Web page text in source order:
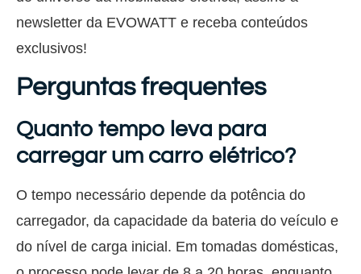
newsletter da EVOWATT e receba conteúdos
exclusivos!
Perguntas frequentes
Quanto tempo leva para
carregar um carro elétrico?
O tempo necessário depende da potência do
carregador, da capacidade da bateria do veículo e
do nível de carga inicial. Em tomadas domésticas,